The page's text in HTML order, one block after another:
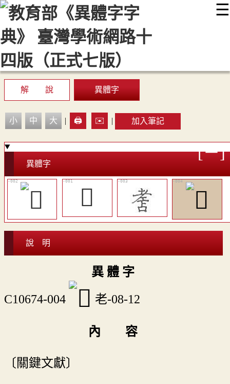
☰
::: 最新消息 常見問題 編輯說明
顯示模式
解 說 異體字
小 中 大 | 🖨️ ✉️ | 加入筆記
異體字
𦒾
說 明
異 體 字
C10674-004 老-08-12
內 容
〔關鍵文獻〕